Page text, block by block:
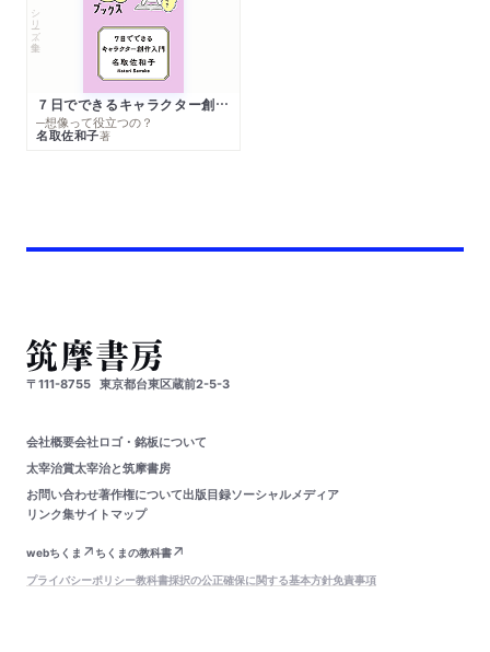
シリーズ・全集
７日でできるキャラクター創作入門
─想像って役立つの？
名取佐和子著
〒111-8755 東京都台東区蔵前2-5-3
会社概要会社ロゴ・銘板について
太宰治賞太宰治と筑摩書房
お問い合わせ著作権について出版目録ソーシャルメディア
リンク集サイトマップ
webちくま
ちくまの教科書
プライバシーポリシー教科書採択の公正確保に関する基本方針免責事項